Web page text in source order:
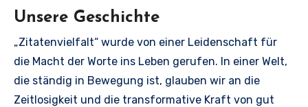
Unsere Geschichte
„Zitatenvielfalt“ wurde von einer Leidenschaft für
die Macht der Worte ins Leben gerufen. In einer Welt,
die ständig in Bewegung ist, glauben wir an die
Zeitlosigkeit und die transformative Kraft von gut